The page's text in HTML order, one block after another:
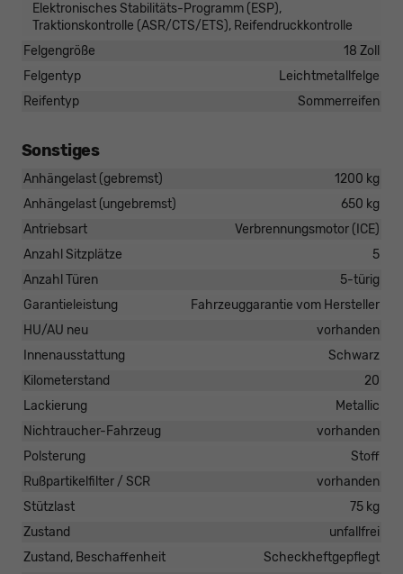
Elektronisches Stabilitäts-Programm (ESP),
Traktionskontrolle (ASR/CTS/ETS), Reifendruckkontrolle
Felgengröße
18 Zoll
Felgentyp
Leichtmetallfelge
Reifentyp
Sommerreifen
Sonstiges
Anhängelast (gebremst)
1200 kg
Anhängelast (ungebremst)
650 kg
Antriebsart
Verbrennungsmotor (ICE)
Anzahl Sitzplätze
5
Anzahl Türen
5-türig
Garantieleistung
Fahrzeuggarantie vom Hersteller
HU/AU neu
vorhanden
Innenausstattung
Schwarz
Kilometerstand
20
Lackierung
Metallic
Nichtraucher-Fahrzeug
vorhanden
Polsterung
Stoff
Rußpartikelfilter / SCR
vorhanden
Stützlast
75 kg
Zustand
unfallfrei
Zustand, Beschaffenheit
Scheckheftgepflegt